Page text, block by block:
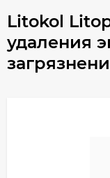
Litokol
удаления